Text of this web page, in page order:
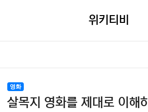
위키티비
영화
살목지 영화를 제대로 이해